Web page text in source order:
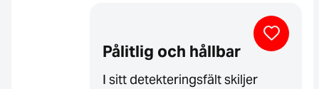
Pålitlig och hållbar
I sitt detekteringsfält skiljer